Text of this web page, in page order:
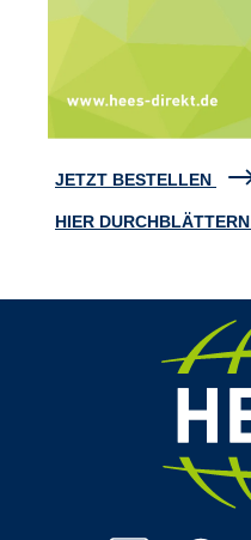
JETZT BESTELLEN
HIER DURCHBLÄTTERN